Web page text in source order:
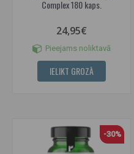
Complex 180 kaps.
24,95€
Pieejams noliktavā
IELIKT GROZĀ
-30%